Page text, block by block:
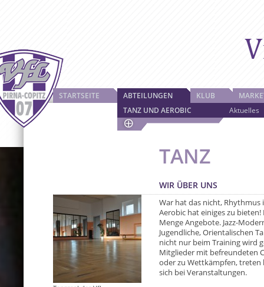
STARTSEITE
ABTEILUNGEN
TANZ UND AEROBIC
Aktuelles
KLUB
TANZ
WIR ÜBER UNS
War hat das nicht, Rhythmus
Aerobic hat einiges zu bieten!
Menge Angebote. Jazz-
Jugendliche, Orientalischen
nicht nur beim Training wird
Mitglieder mit befreundeten
oder zu Wettkämpfen, treten
sich bei Veranstaltungen.